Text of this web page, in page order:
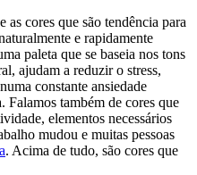
as cores que são tendência para
e rapidamente
paleta que se baseia nos tons
ajudam a reduzir o stress,
constante ansiedade
Falamos também de cores que
elementos necessários
mudou e muitas pessoas
. Acima de tudo, são cores que